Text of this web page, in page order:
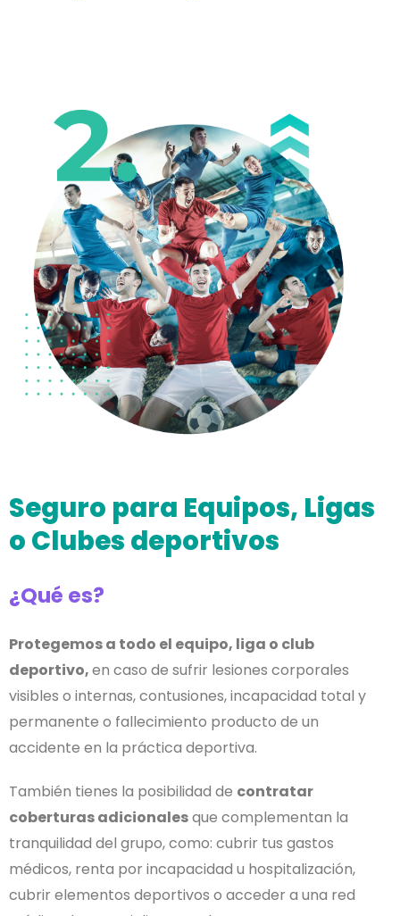
Seguro para Equipos, Ligas
o Clubes deportivos
¿Qué es?
Protegemos a todo el equipo, liga o club
deportivo,en caso de sufrir lesiones corporales
visibles o internas, contusiones, incapacidad total y
permanente o fallecimiento producto de un
accidente en la práctica deportiva.
También tienes la posibilidad de contratar
coberturas adicionalesque complementan la
tranquilidad del grupo, como: cubrir tus gastos
médicos, renta por incapacidad u hospitalización,
cubrir elementos deportivos o acceder a una red